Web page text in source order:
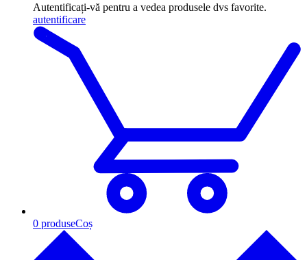
Autentificați-vă pentru a vedea produsele dvs favorite.
autentificare
0 produseCoș